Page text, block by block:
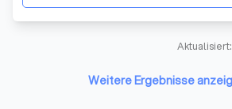
Weitere Ergebnisse